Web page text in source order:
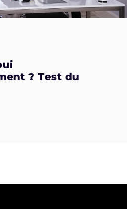
? Test du